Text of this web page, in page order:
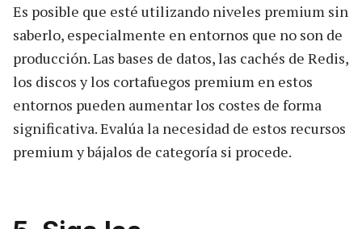
Es posible que esté utilizando niveles premium sin
saberlo, especialmente en entornos que no son de
producción. Las bases de datos, las cachés de Redis,
los discos y los cortafuegos premium en estos
entornos pueden aumentar los costes de forma
significativa. Evalúa la necesidad de estos recursos
premium y bájalos de categoría si procede.